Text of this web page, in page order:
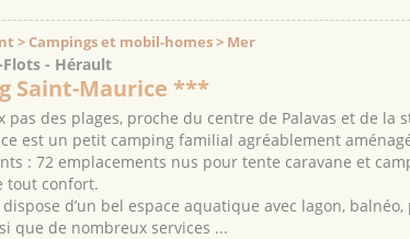
> Campings et mobil-homes > Mer
Flots - Hérault
Saint-Maurice ***
pas des plages, proche du centre de Palavas et de la
est un petit camping familial agréablement
: 72 emplacements nus pour tente caravane et
tout confort.
d’un bel espace aquatique avec lagon,
que de nombreux services ...